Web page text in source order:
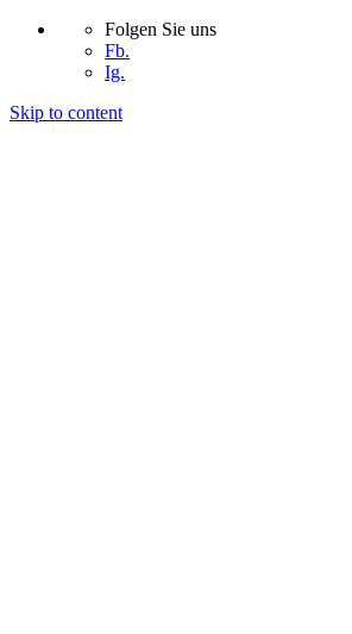
Folgen Sie uns
Fb.
Ig.
Skip to content